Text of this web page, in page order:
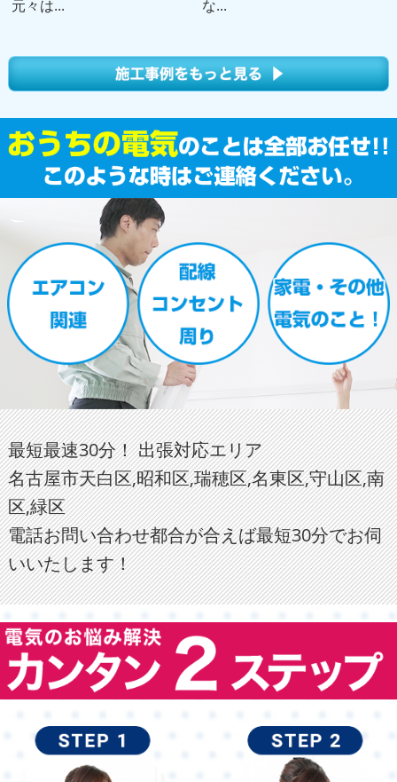
元々は... な...
最短最速30分！ 出張対応エリア
名古屋市天白区,昭和区,瑞穂区,名東区,守山区,南
区,緑区
電話お問い合わせ都合が合えば最短30分でお伺
いいたします！